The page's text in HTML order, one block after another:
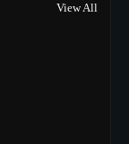
View All